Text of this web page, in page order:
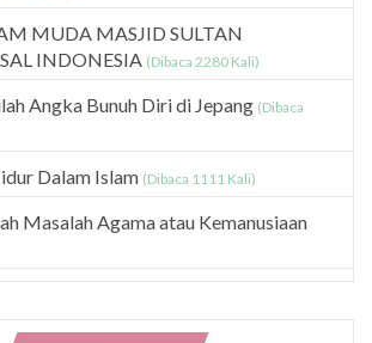
MUDA MASJID SULTAN
INDONESIA (Dibaca 2280 Kali)
Angka Bunuh Diri di Jepang (Dibaca
Dalam Islam (Dibaca 1111 Kali)
Masalah Agama atau Kemanusiaan